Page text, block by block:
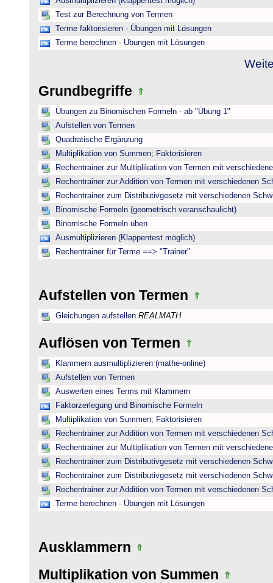
Test zur Berechnung von Termen
Terme faktorisieren - Übungen mit Lösungen
Terme berechnen - Übungen mit Lösungen
Grundbegriffe
Übungen zu Binomischen Formeln - ab "Übung 1"
Aufstellen von Termen
Quadratische Ergänzung
Multiplikation von Summen; Faktorisieren
Rechentrainer zur Multiplikation von Termen mit
Rechentrainer zur Addition von Termen mit verschiedenen
Rechentrainer zum Distributivgesetz mit verschiedenen
Binomische Formeln (geometrisch veranschaulicht)
Binomische Formeln üben
Ausmultiplizieren (Klappentest möglich)
Rechentrainer für Terme ==> "Trainer"
Aufstellen von Termen
Gleichungen aufstellen REALMATH
Auflösen von Termen
Klammern ausmultiplizieren (mathe-online)
Aufstellen von Termen
Auswerten eines Terms mit Klammern
Faktorzerlegung und Binomische Formeln
Multiplikation von Summen; Faktorisieren
Rechentrainer zur Addition von Termen mit verschiedenen
Rechentrainer zur Multiplikation von Termen mit
Rechentrainer zum Distributivgesetz mit verschiedenen
Rechentrainer zum Distributivgesetz mit verschiedenen
Rechentrainer zur Addition von Termen mit verschiedenen
Terme berechnen - Übungen mit Lösungen
Ausklammern
Multiplikation von Summen